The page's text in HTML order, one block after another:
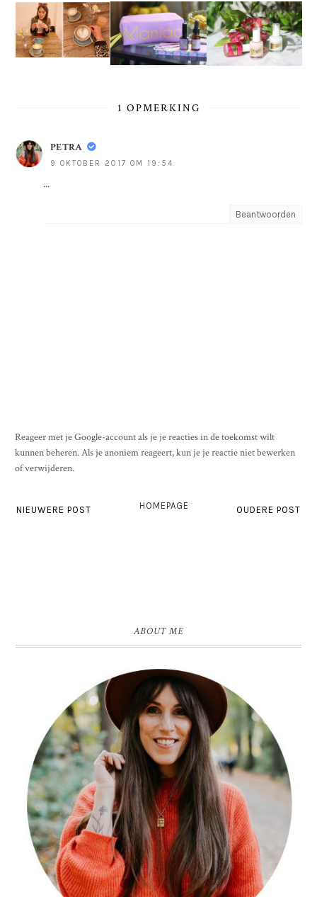
1 OPMERKING
PETRA
9 OKTOBER 2017 OM 19:54
...
Beantwoorden
Reageer met je Google-account als je je reacties in de toekomst wilt
kunnen beheren. Als je anoniem reageert, kun je je reactie niet bewerken
of verwijderen.
NIEUWERE POST OUDERE POST
HOMEPAGE
ABOUT ME